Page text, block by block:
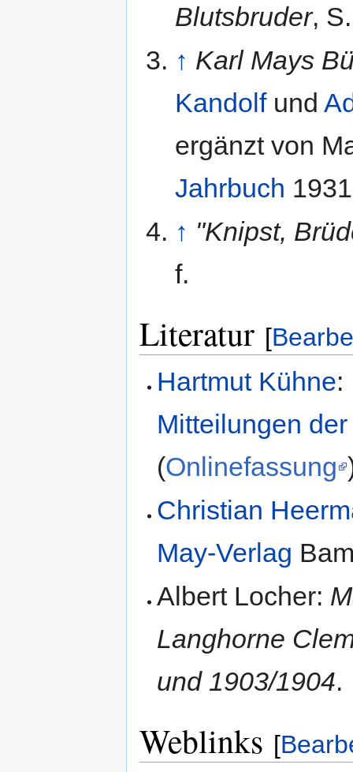
Blutsbruder,
↑ Karl Mays
Kandolfund
ergänzt von
Jahrbuch
↑ "Knipst,
f.
Literatur [
Hartmut Kühne:
Mitteilungen
(Onlinefassung
Christian
May-Verlag
Albert Locher:
Langhorne
und 1903/1904.
Weblinks [